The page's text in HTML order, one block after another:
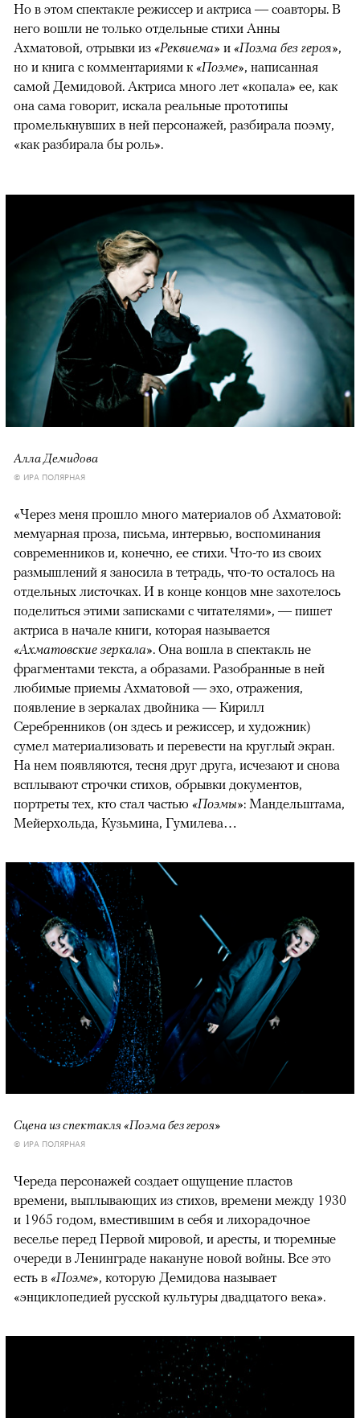
Но в этом спектакле режиссер и актриса — соавторы. В
него вошли не только отдельные стихи Анны
Ахматовой, отрывки из «Реквиема» и «Поэма без героя»,
но и книга с комментариями к «Поэме», написанная
самой Демидовой. Актриса много лет «копала» ее, как
она сама говорит, искала реальные прототипы
промелькнувших в ней персонажей, разбирала поэму,
«как разбирала бы роль».
00:00
Алла Демидова
© ИРА ПОЛЯРНАЯ
«Через меня прошло много материалов об Ахматовой:
мемуарная проза, письма, интервью, воспоминания
современников и, конечно, ее стихи. Что-то из своих
размышлений я заносила в тетрадь, что-то осталось на
отдельных листочках. И в конце концов мне захотелось
поделиться этими записками с читателями», — пишет
актриса в начале книги, которая называется
«Ахматовские зеркала». Она вошла в спектакль не
фрагментами текста, а образами. Разобранные в ней
любимые приемы Ахматовой — эхо, отражения,
появление в зеркалах двойника — Кирилл
Серебренников (он здесь и режиссер, и художник)
сумел материализовать и перевести на круглый экран.
На нем появляются, тесня друг друга, исчезают и снова
всплывают строчки стихов, обрывки документов,
портреты тех, кто стал частью «Поэмы»: Мандельштама,
Мейерхольда, Кузьмина, Гумилева…
Сцена из спектакля «Поэма без героя»
© ИРА ПОЛЯРНАЯ
Череда персонажей создает ощущение пластов
времени, выплывающих из стихов, времени между 1930
и 1965 годом, вместившим в себя и лихорадочное
веселье перед Первой мировой, и аресты, и тюремные
очереди в Ленинграде накануне новой войны. Все это
есть в «Поэме», которую Демидова называет
«энциклопедией русской культуры двадцатого века».